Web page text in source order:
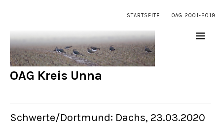
STARTSEITE OAG 2001-2018
OAG Kreis Unna
Schwerte/Dortmund: Dachs, 23.03.2020